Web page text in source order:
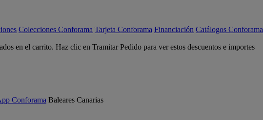
Colecciones Conforama Tarjeta Conforama Financiación Catálogos Conforama
en el carrito. Haz clic en Tramitar Pedido para ver estos descuentos e importes
Conforama Baleares Canarias